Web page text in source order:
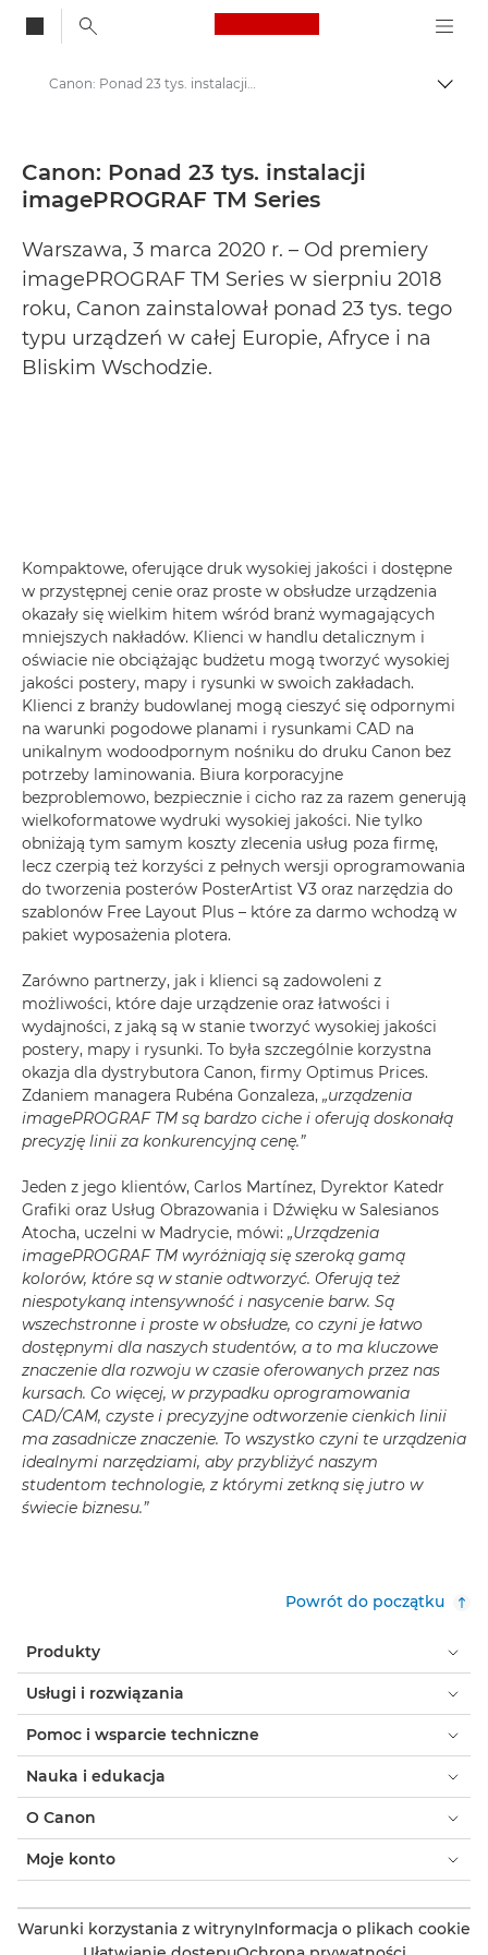
Canon Logo, back
Centrum prasowe
Informacje prasowe – Centrum Prasowe Canon
Canon: Ponad 23 tys. instalacji imagePROGRAF TM Series - Centrum prasowe firmy Canon
Canon: Ponad 23 tys. instalacji
imagePROGRAF TM Series
Warszawa, 3 marca 2020 r. – Od premiery
imagePROGRAF TM Series w sierpniu 2018
roku, Canon zainstalował ponad 23 tys. tego
typu urządzeń w całej Europie, Afryce i na
Bliskim Wschodzie.
Kompaktowe, oferujące druk wysokiej jakości i dostępne
w przystępnej cenie oraz proste w obsłudze urządzenia
okazały się wielkim hitem wśród branż wymagających
mniejszych nakładów. Klienci w handlu detalicznym i
oświacie nie obciążając budżetu mogą tworzyć wysokiej
jakości postery, mapy i rysunki w swoich zakładach.
Klienci z branży budowlanej mogą cieszyć się odpornymi
na warunki pogodowe planami i rysunkami CAD na
unikalnym wodoodpornym nośniku do druku Canon bez
potrzeby laminowania. Biura korporacyjne
bezproblemowo, bezpiecznie i cicho raz za razem generują
wielkoformatowe wydruki wysokiej jakości. Nie tylko
obniżają tym samym koszty zlecenia usług poza firmę,
lecz czerpią też korzyści z pełnych wersji oprogramowania
do tworzenia posterów PosterArtist V3 oraz narzędzia do
szablonów Free Layout Plus – które za darmo wchodzą w
pakiet wyposażenia plotera.
Zarówno partnerzy, jak i klienci są zadowoleni z
możliwości, które daje urządzenie oraz łatwości i
wydajności, z jaką są w stanie tworzyć wysokiej jakości
postery, mapy i rysunki. To była szczególnie korzystna
okazja dla dystrybutora Canon, firmy Optimus Prices.
Zdaniem managera Rubéna Gonzaleza, „urządzenia
imagePROGRAF TM są bardzo ciche i oferują doskonałą
precyzję linii za konkurencyjną cenę.”
Jeden z jego klientów, Carlos Martínez, Dyrektor Katedr
Grafiki oraz Usług Obrazowania i Dźwięku w Salesianos
Atocha, uczelni w Madrycie, mówi: „Urządzenia
imagePROGRAF TM wyróżniają się szeroką gamą
kolorów, które są w stanie odtworzyć. Oferują też
niespotykaną intensywność i nasycenie barw. Są
wszechstronne i proste w obsłudze, co czyni je łatwo
dostępnymi dla naszych studentów, a to ma kluczowe
znaczenie dla rozwoju w czasie oferowanych przez nas
kursach. Co więcej, w przypadku oprogramowania
CAD/CAM, czyste i precyzyjne odtworzenie cienkich linii
ma zasadnicze znaczenie. To wszystko czyni te urządzenia
idealnymi narzędziami, aby przybliżyć naszym
studentom technologie, z którymi zetkną się jutro w
świecie biznesu.”
Powrót do początku
Produkty
Usługi i rozwiązania
Pomoc i wsparcie techniczne
Nauka i edukacja
O Canon
Moje konto
Warunki korzystania z witrynyInformacja o plikach cookie